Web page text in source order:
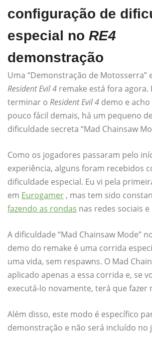
configuração de
especial no RE4
demonstração
Uma “Demonstração de Motosserra”
Resident Evil 4 remake está fora agora.
terminar o Resident Evil 4 demo e
pouco fácil demais, há um pequeno
dificuldade secreta “Mad Chainsaw
Como os jogadores passaram pelo
experiência, alguns foram recebidos
dificuldade especial. Eu vi pela
em Eurogamer , mas tem sido
fazendo as rondas nas redes sociais
A dificuldade “Mad Chainsaw Mode”
demo do remake é uma corrida
uma vida, sem respawns. O Mad
aplicado apenas a essa corrida e, se
executá-lo novamente, terá que fazer
Além disso, este modo é específico
demonstração e não será incluído no